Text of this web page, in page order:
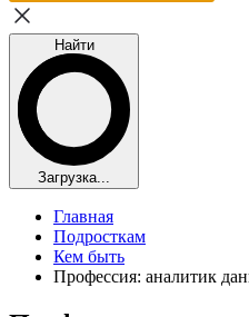
Найти
Загрузка...
Главная
Подросткам
Кем быть
Профессия: аналитик